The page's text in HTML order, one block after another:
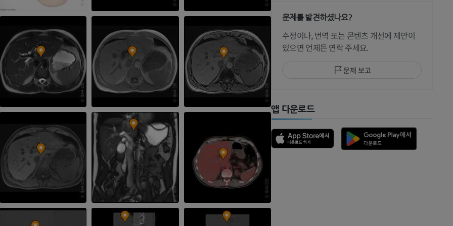
팔 방사선촬영
방사선 사진
프리미엄
팔
삽화
프리미엄
팔 혈관조영술
혈관조영
무료
가시인간프로젝트
사진
무릎 관절조영 CT
CT 관절
프리미엄
발목 및 발뒤부 MRI
MRI
프리미엄
발앞부 MRI
프리미엄
다리 CTA
CT
문제를 발견하셨나요?
수정이나, 번역 또는 콘텐츠 개선에 제안이
있으면 언제든 연락 주세요.
문제 보고
앱 다운로드